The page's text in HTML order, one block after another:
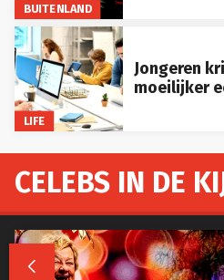
BUITENLAND
LIFE
Jongeren
moeilijker
CELEBS IN DE
